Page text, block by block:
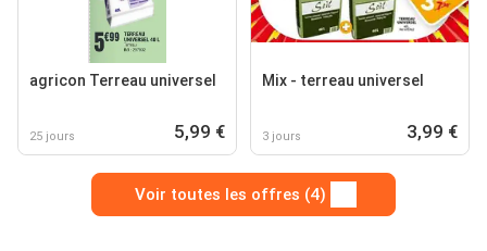
agricon Terreau universel
25 jours 5,99 €
Mix - terreau universel
3 jours 3,99 €
Voir toutes les offres (4)